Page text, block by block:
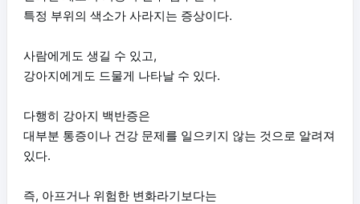
특정 부위의 색소가 사라지는 증상이다.
사람에게도 생길 수 있고,
강아지에게도 드물게 나타날 수 있다.
다행히 강아지 백반증은
대부분 통증이나 건강 문제를 일으키지 않는 것으로 알려져
있다.
즉, 아프거나 위험한 변화라기보다는